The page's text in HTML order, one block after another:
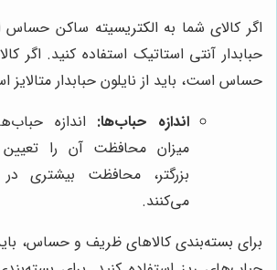
اگر کالای شما به الکتریسیته ساکن حساس
حبابدار آنتی استاتیک استفاده کنید. اگر
حساس است، باید از نایلون حبابدار متالایز
اندازه حباب‌ها: اندازه
میزان محافظت آن را
بزرگتر، محافظت بیشتری در
می‌کنند.
برای بسته‌بندی کالاهای ظریف و حساس، باید